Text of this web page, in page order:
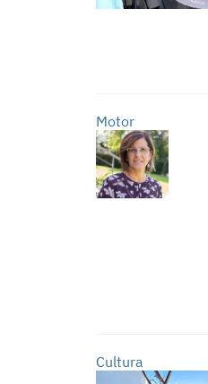
Motor
Cultura